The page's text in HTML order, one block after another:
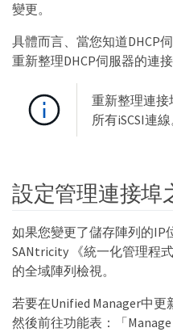
變更。
具體而言、當您知道DHCP
重新整理DHCP伺服器的連
重新整理連
所有iSCSI連線
設定管理連接埠
如果您變更了儲存陣列的IP
SANtricity 《統一化管理程
的全域陣列檢視。
若要在Unified Manager中更
然後前往功能表：「